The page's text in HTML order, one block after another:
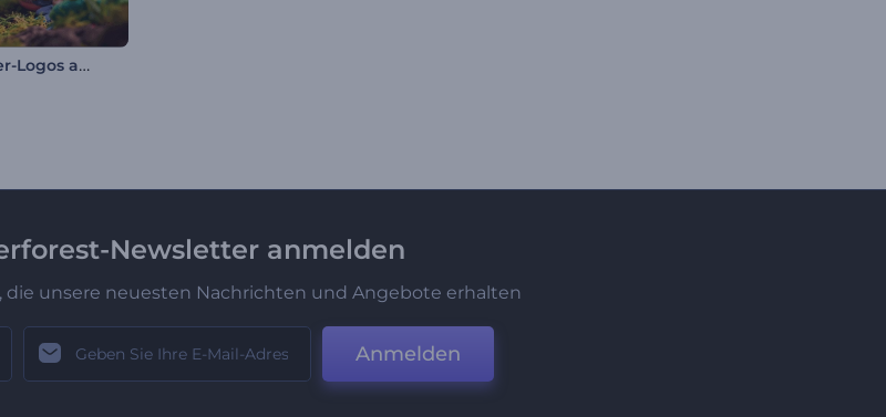
Enthüllung des Oster-Logos aus Ton
Newsletter anmelden
die unsere neuesten Nachrichten und Angebote erhalten
Anmelden